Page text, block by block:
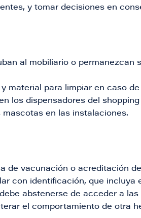
y tomar decisiones en
al mobiliario o permanezcan
material para limpiar en caso
los dispensadores del
en las instalaciones.
de vacunación o acreditación
con identificación, que incluya
abstenerse de acceder a
el comportamiento de otra